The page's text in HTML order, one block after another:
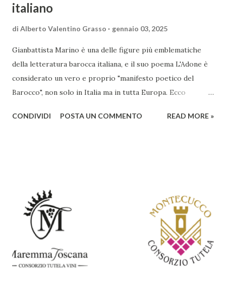
italiano
di Alberto Valentino Grasso gennaio 03, 2025
Gianbattista Marino è una delle figure più emblematiche
della letteratura barocca italiana, e il suo poema L'Adone è
considerato un vero e proprio "manifesto poetico del
Barocco", non solo in Italia ma in tutta Europa. Ecco
rendono un'opera fondamentale per il periodo. Marino fu
abbracciando invece i principi del Barocco: l'arte come
meraviglia, l'ostentazione della tecnica e la ricerca del
sorprendente. Marino visse in un'epoca di grandi
cambiamenti culturali e sociali, e la sua opera riflette questa
complessità. L'Adone è un poema epico-mitologico in 20
canti, composto da oltre 40.000 versi. Narra la storia
CONDIVIDI POSTA UN COMMENTO READ MORE »